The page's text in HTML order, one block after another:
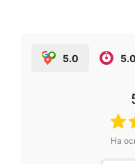
5.0 5.0
На